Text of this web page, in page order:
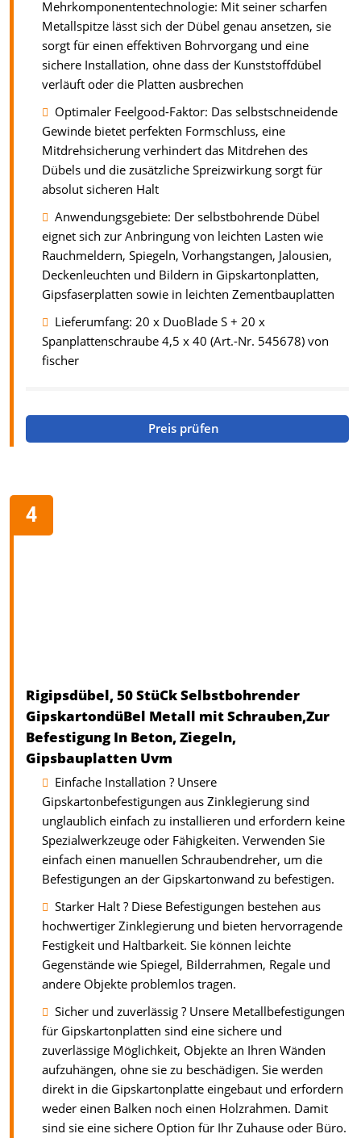
Mehrkomponententechnologie: Mit seiner scharfen
Metallspitze lässt sich der Dübel genau ansetzen, sie
sorgt für einen effektiven Bohrvorgang und eine
sichere Installation, ohne dass der Kunststoffdübel
verläuft oder die Platten ausbrechen
Optimaler Feelgood-Faktor: Das selbstschneidende
Gewinde bietet perfekten Formschluss, eine
Mitdrehsicherung verhindert das Mitdrehen des
Dübels und die zusätzliche Spreizwirkung sorgt für
absolut sicheren Halt
Anwendungsgebiete: Der selbstbohrende Dübel
eignet sich zur Anbringung von leichten Lasten wie
Rauchmeldern, Spiegeln, Vorhangstangen, Jalousien,
Deckenleuchten und Bildern in Gipskartonplatten,
Gipsfaserplatten sowie in leichten Zementbauplatten
Lieferumfang: 20 x DuoBlade S + 20 x
Spanplattenschraube 4,5 x 40 (Art.-Nr. 545678) von
fischer
Preis prüfen
Rigipsdübel, 50 StüCk Selbstbohrender
GipskartondüBel Metall mit Schrauben,​Zur
Befestigung In Beton, Ziegeln,
Gipsbauplatten Uvm
Einfache Installation ? Unsere
Gipskartonbefestigungen aus Zinklegierung sind
unglaublich einfach zu installieren und erfordern keine
Spezialwerkzeuge oder Fähigkeiten. Verwenden Sie
einfach einen manuellen Schraubendreher, um die
Befestigungen an der Gipskartonwand zu befestigen.
Starker Halt ? Diese Befestigungen bestehen aus
hochwertiger Zinklegierung und bieten hervorragende
Festigkeit und Haltbarkeit. Sie können leichte
Gegenstände wie Spiegel, Bilderrahmen, Regale und
andere Objekte problemlos tragen.
Sicher und zuverlässig ? Unsere Metallbefestigungen
für Gipskartonplatten sind eine sichere und
zuverlässige Möglichkeit, Objekte an Ihren Wänden
aufzuhängen, ohne sie zu beschädigen. Sie werden
direkt in die Gipskartonplatte eingebaut und erfordern
weder einen Balken noch einen Holzrahmen. Damit
sind sie eine sichere Option für Ihr Zuhause oder Büro.